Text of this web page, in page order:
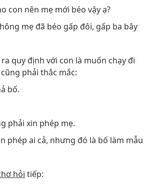
con nên mẹ mới béo vậy ạ?
mẹ đã béo gấp đôi, gấp ba bây
quy định với con là muốn chạy đi
phải thắc mắc:
bố.
phải xin phép mẹ.
phép ai cả, nhưng đó là bố làm mẫu
hỏi tiếp: